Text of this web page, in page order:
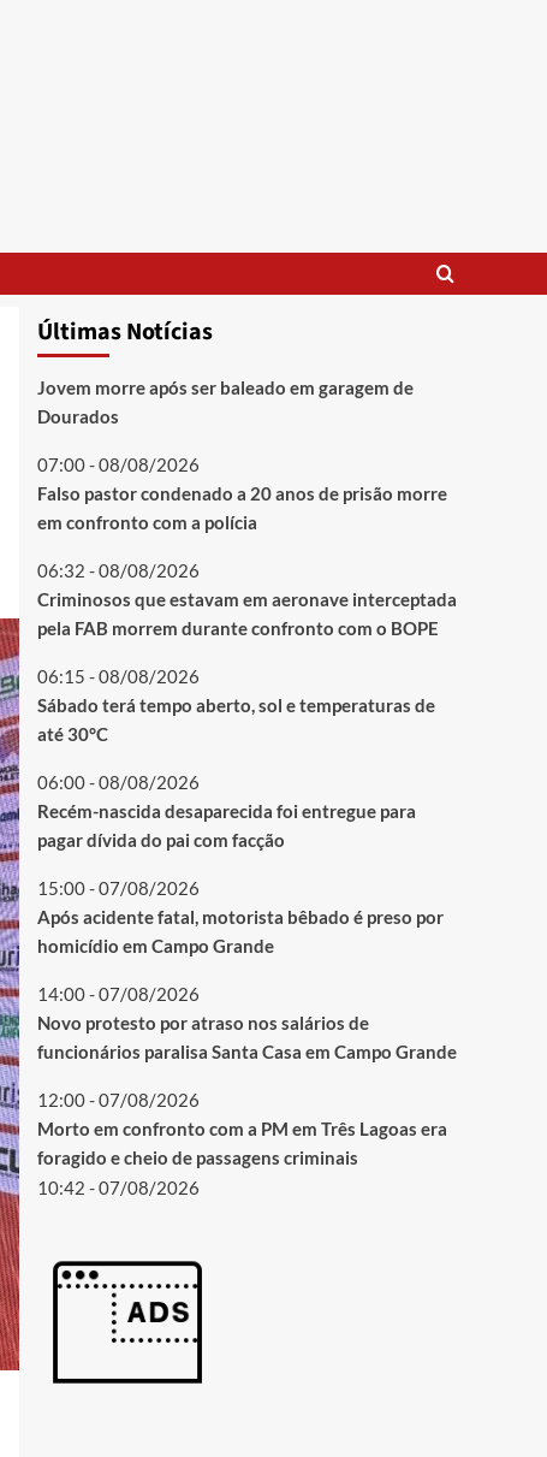
Últimas Notícias
Jovem morre após ser baleado em garagem de
Dourados
07:00 - 08/08/2026
Falso pastor condenado a 20 anos de prisão morre
em confronto com a polícia
06:32 - 08/08/2026
Criminosos que estavam em aeronave interceptada
pela FAB morrem durante confronto com o BOPE
06:15 - 08/08/2026
Sábado terá tempo aberto, sol e temperaturas de
até 30°C
06:00 - 08/08/2026
Recém-nascida desaparecida foi entregue para
pagar dívida do pai com facção
15:00 - 07/08/2026
Após acidente fatal, motorista bêbado é preso por
homicídio em Campo Grande
14:00 - 07/08/2026
Novo protesto por atraso nos salários de
funcionários paralisa Santa Casa em Campo Grande
12:00 - 07/08/2026
Morto em confronto com a PM em Três Lagoas era
foragido e cheio de passagens criminais
10:42 - 07/08/2026